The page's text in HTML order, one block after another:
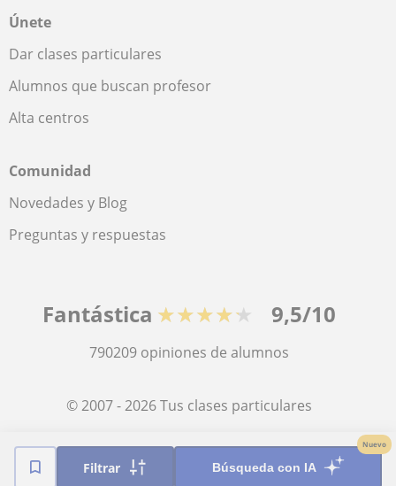
Filtrar Búsqueda con IA
Nuevo
Únete
Dar clases particulares
Alumnos que buscan profesor
Alta centros
Comunidad
Novedades y Blog
Preguntas y respuestas
Fantástica ★★★★★ 9,5/10
790209 opiniones de alumnos
© 2007 - 2026 Tus clases particulares
Mapa web:Profesores particulares